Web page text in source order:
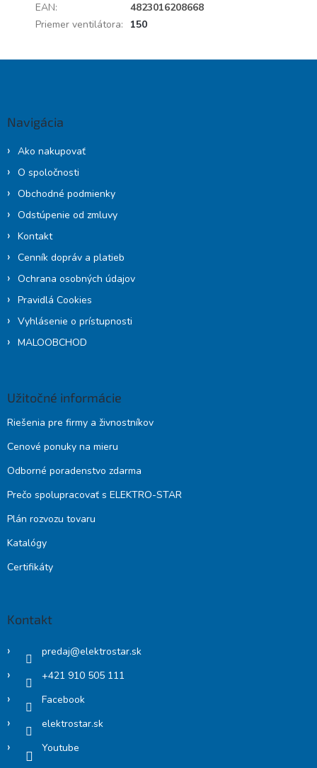
EAN:
4823016208668
Priemer ventilátora: 150
Navigácia
Ako nakupovať
O spoločnosti
Obchodné podmienky
Odstúpenie od zmluvy
Kontakt
Cenník dopráv a platieb
Ochrana osobných údajov
Pravidlá Cookies
Vyhlásenie o prístupnosti
MALOOBCHOD
Užitočné informácie
Riešenia pre firmy a živnostníkov
Cenové ponuky na mieru
Odborné poradenstvo zdarma
Prečo spolupracovať s ELEKTRO-STAR
Plán rozvozu tovaru
Katalógy
Certifikáty
Kontakt
predaj@elektrostar.sk
+421 910 505 111
Facebook
elektrostar.sk
Youtube